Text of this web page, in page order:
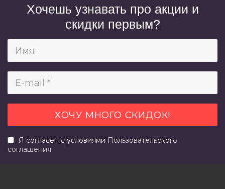
Хочешь узнавать про акции и
скидки первым?
Я согласен с условиями Пользовательского
соглашения